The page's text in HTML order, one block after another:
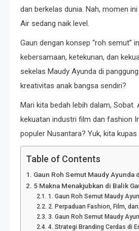
dan berkelas dunia. Nah, momen
Air sedang naik level.
Gaun dengan konsep “roh semut”
kebersamaan, ketekunan, dan
sekelas Maudy Ayunda di
kreativitas anak bangsa sendiri?
Mari kita bedah lebih dalam, Sobat.
kekuatan industri film dan fashion
populer Nusantara? Yuk, kita
Table of Contents
Gaun Roh Semut Maudy
5 Makna Menakjubkan di Balik
1. Gaun Roh Semut Maudy
2. Perpaduan Fashion, Film,
3. Gaun Roh Semut Maudy
4. Strategi Branding Cerdas di